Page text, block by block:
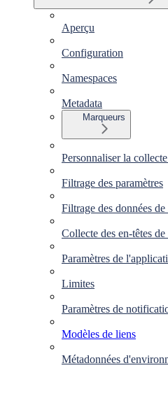
Aperçu
Configuration
Namespaces
Metadata
Marqueurs
Personnaliser la
Filtrage des paramètres
Filtrage des données de
Collecte des en-têtes de
Paramètres de
Limites
Paramètres de
Modèles de liens
Métadonnées